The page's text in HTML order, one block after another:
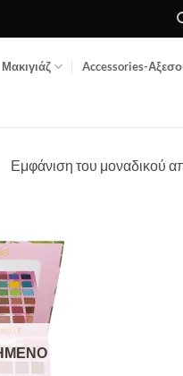
Μακιγιάζ Accessories-
Εμφάνιση του μοναδικού
Add to
Wishlist